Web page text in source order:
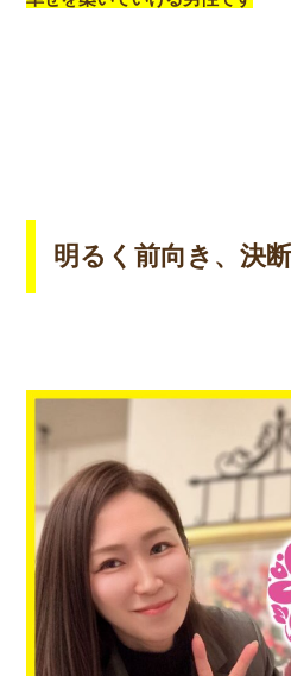
明るく前向き、決